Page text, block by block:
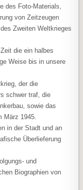
des Foto-Materials,
von Zeitzeugen
Zweiten Weltkrieges
die ein halbes
Weise bis in unsere
der die
schwer traf, die
sowie das
März 1945.
in der Stadt und an
Überlieferung
und
Biographien von